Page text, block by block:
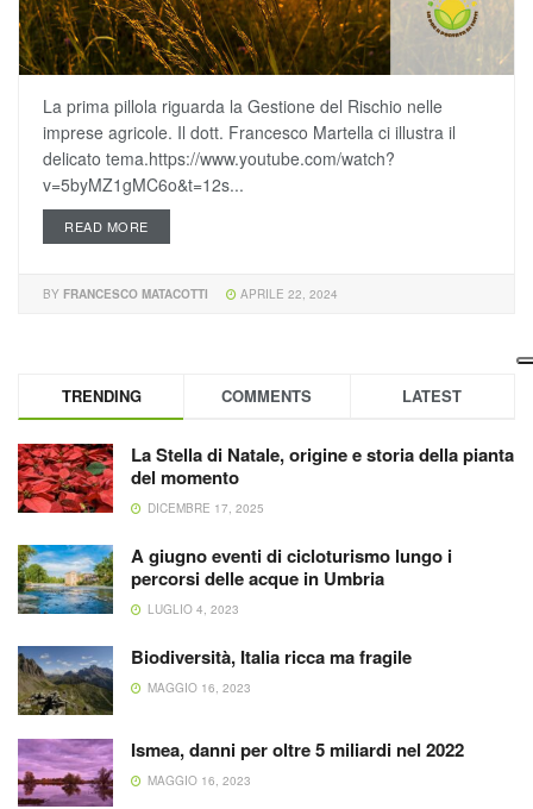
La prima pillola riguarda la Gestione del Rischio nelle
imprese agricole. Il dott. Francesco Martella ci illustra il
delicato tema.https://www.youtube.com/watch?
v=5byMZ1gMC6o&t=12s...
READ MORE
BY FRANCESCO MATACOTTI APRILE 22, 2024
TRENDING COMMENTS LATEST
La Stella di Natale, origine e storia della pianta
del momento
DICEMBRE 17, 2025
A giugno eventi di cicloturismo lungo i
percorsi delle acque in Umbria
LUGLIO 4, 2023
Biodiversità, Italia ricca ma fragile
MAGGIO 16, 2023
Ismea, danni per oltre 5 miliardi nel 2022
MAGGIO 16, 2023